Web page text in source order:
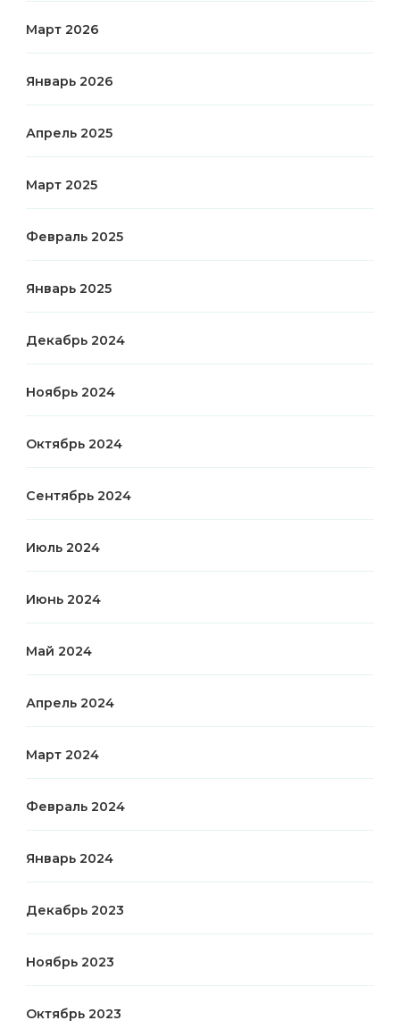
Март 2026
Январь 2026
Апрель 2025
Март 2025
Февраль 2025
Январь 2025
Декабрь 2024
Ноябрь 2024
Октябрь 2024
Сентябрь 2024
Июль 2024
Июнь 2024
Май 2024
Апрель 2024
Март 2024
Февраль 2024
Январь 2024
Декабрь 2023
Ноябрь 2023
Октябрь 2023